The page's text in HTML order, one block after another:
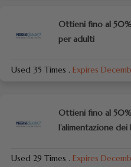
Ottieni fino al
per adulti
Used 35 Times . Expires
Ottieni fino al
l’alimentazione dei
Used 29 Times . Expires